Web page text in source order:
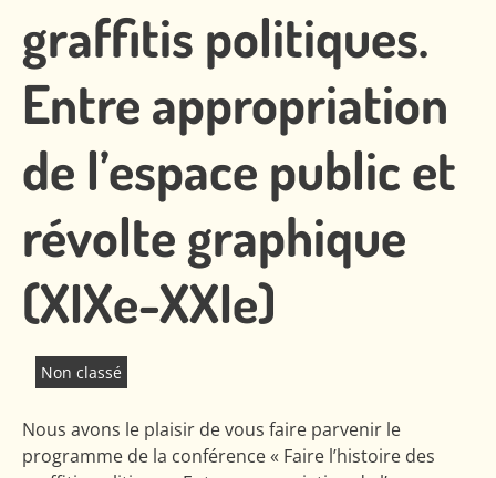
graffitis politiques.
Entre appropriation
de l’espace public et
révolte graphique
(XIXe-XXIe)
Non classé
Nous avons le plaisir de vous faire parvenir le
programme de la conférence « Faire l’histoire des